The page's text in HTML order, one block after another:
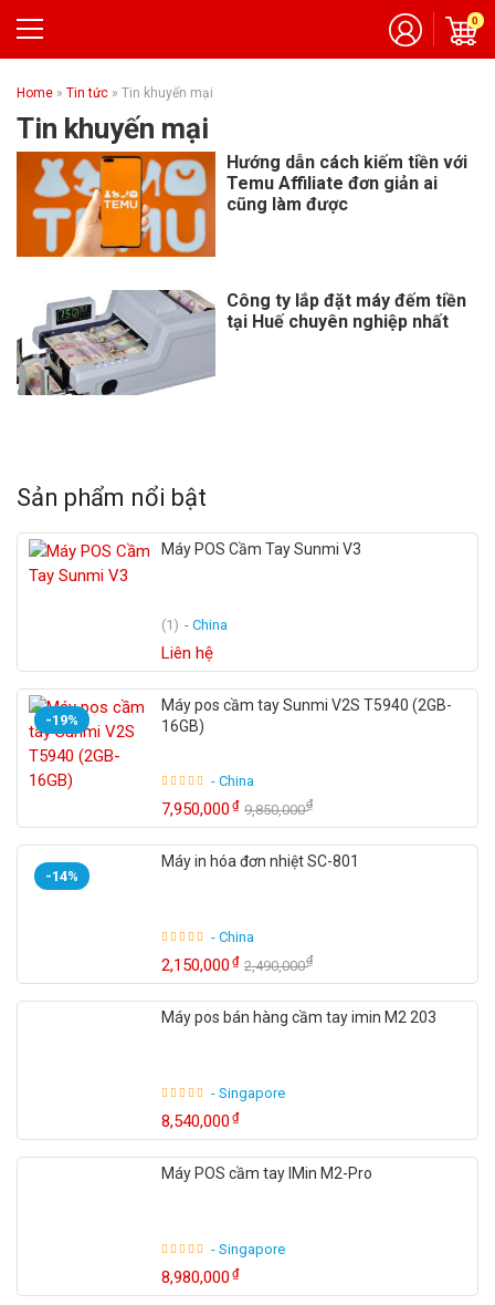
0
Home » Tin tức » Tin khuyến mại
Tin khuyến mại
Hướng dẫn cách kiếm tiền với
Temu Affiliate đơn giản ai
cũng làm được
Công ty lắp đặt máy đếm tiền
tại Huế chuyên nghiệp nhất
Sản phẩm nổi bật
Máy POS Cầm Tay Sunmi V3
(1) - China
Liên hệ
-19%
Máy pos cầm tay Sunmi V2S T5940 (2GB-
16GB)
- China
7,950,000₫ 9,850,000₫
-14%
Máy in hóa đơn nhiệt SC-801
- China
2,150,000₫ 2,490,000₫
Máy pos bán hàng cầm tay imin M2 203
- Singapore
8,540,000₫
Máy POS cầm tay IMin M2-Pro
- Singapore
8,980,000₫